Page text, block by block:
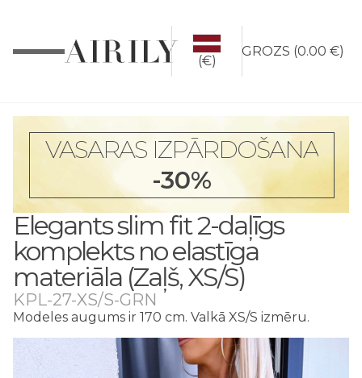
(€)
GROZS (0.00 €)
VASARAS IZPĀRDOŠANA
-30%
Elegants slim fit 2-daļīgs
komplekts no elastīga
materiāla (Zaļš, XS/S)
KPL-27-XS/S-GRN
Modeles augums ir 170 cm. Valkā XS/S izmēru.